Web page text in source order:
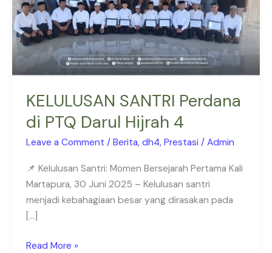
KELULUSAN SANTRI Perdana
di PTQ Darul Hijrah 4
Leave a Comment /Berita,dh4,Prestasi /Admin
📌 Kelulusan Santri: Momen Bersejarah Pertama Kali
Martapura, 30 Juni 2025 – Kelulusan santri
menjadi kebahagiaan besar yang dirasakan pada
[…]
Hijrah
4
Read More »